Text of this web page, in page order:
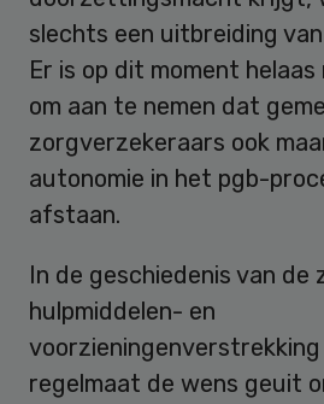
slechts een uitbreiding
Er is op dit moment
om aan te nemen dat
zorgverzekeraars ook
autonomie in het pgb-
afstaan.
In de geschiedenis van de
hulpmiddelen- en
regelmaat de wens geuit